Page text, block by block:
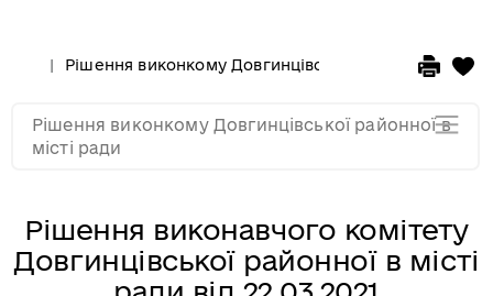
Рішення виконкому Довгинцівської районної в
Рішення виконавчого комітету
Довгинцівської районної в місті
Рішення виконкому Довгинцівської районної в
місті ради
2013 рік
2012 рік